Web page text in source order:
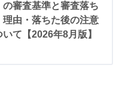
の審査基準と審査落ち
理由・落ちた後の注意
いて【2026年8月版】